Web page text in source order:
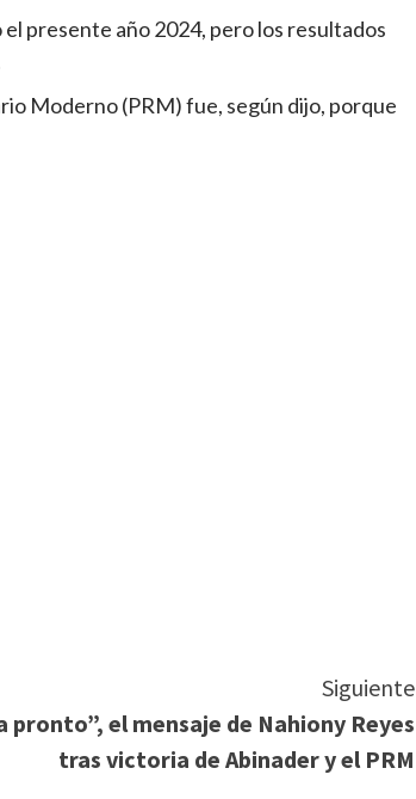
presente año 2024, pero los resultados
Moderno (PRM) fue, según dijo, porque
Siguiente
pronto”, el mensaje de Nahiony Reyes
tras victoria de Abinader y el PRM